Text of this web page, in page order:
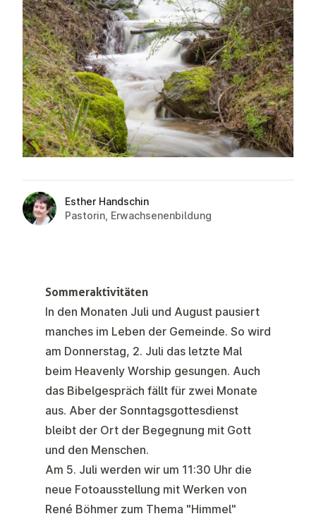
Esther Handschin
Pastorin, Erwachsenenbildung
Sommeraktivitäten
In den Monaten Juli und August pausiert
manches im Leben der Gemeinde. So wird
am Donnerstag, 2. Juli das letzte Mal
beim Heavenly Worship gesungen. Auch
das Bibelgespräch fällt für zwei Monate
aus. Aber der Sonntagsgottesdienst
bleibt der Ort der Begegnung mit Gott
und den Menschen.
Am 5. Juli werden wir um 11:30 Uhr die
neue Fotoausstellung mit Werken von
René Böhmer zum Thema "Himmel"